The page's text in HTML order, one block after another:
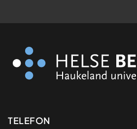
Kontaktinformasjon
TELEFON